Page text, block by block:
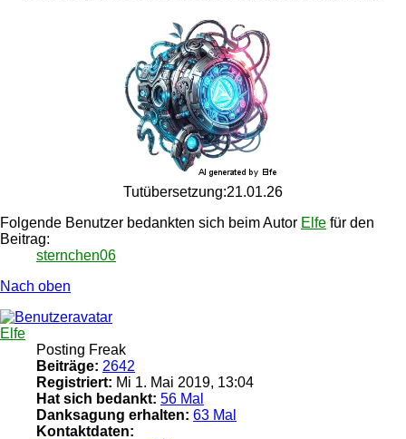
Tutübersetzung:21.01.26
Folgende Benutzer bedankten sich beim Autor Elfe für den
Beitrag:
sternchen06
Nach oben
Elfe
Posting Freak
Beiträge: 2642
Registriert: Mi 1. Mai 2019, 13:04
Hat sich bedankt: 56 Mal
Danksagung erhalten: 63 Mal
Kontaktdaten: